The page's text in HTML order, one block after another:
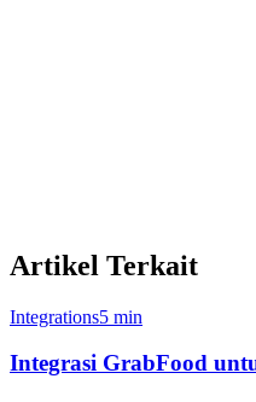
Artikel Terkait
Integrations5 min
Integrasi GrabFood